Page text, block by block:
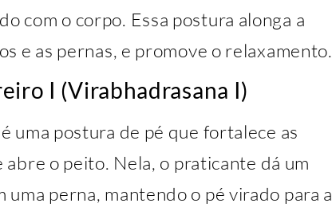
com o corpo. Essa postura alonga a
e as pernas, e promove o relaxamento.
I (Virabhadrasana I)
uma postura de pé que fortalece as
abre o peito. Nela, o praticante dá um
uma perna, mantendo o pé virado para a